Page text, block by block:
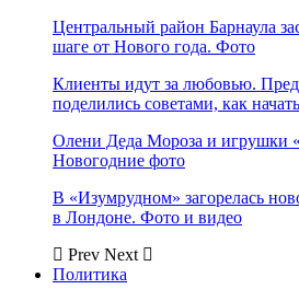
Центральный район Барнаула
шаге от Нового года. Фото
Клиенты идут за любовью.
поделились советами, как
Олени Деда Мороза и игрушки
Новогодние фото
В «Изумрудном» загорелась
в Лондоне. Фото и видео
Prev Next
Политика